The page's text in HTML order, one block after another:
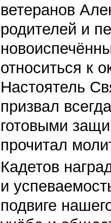
ветеранов
родителей и
относиться к
Настоятель
призвал
готовыми
прочитал
Кадетов
и
подвиге